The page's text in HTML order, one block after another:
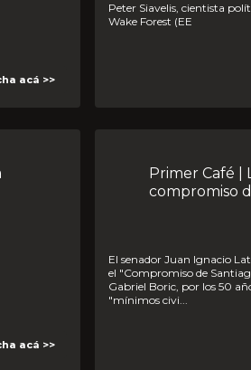
acá >>
Peter Siavelis, cientista político y académico de la Universidad de
Wake Forest (EE
acá >>
Primer Café | Latorre (RD): Yo firmaría el
compromiso
El senador Juan Ignacio Latorre (RD) relevó en El Primer Café que
el "Compromiso de
Gabriel Boric, por los 50
"mínimos civi...